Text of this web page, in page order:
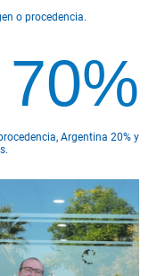
o procedencia.
70%
Argentina 20% y